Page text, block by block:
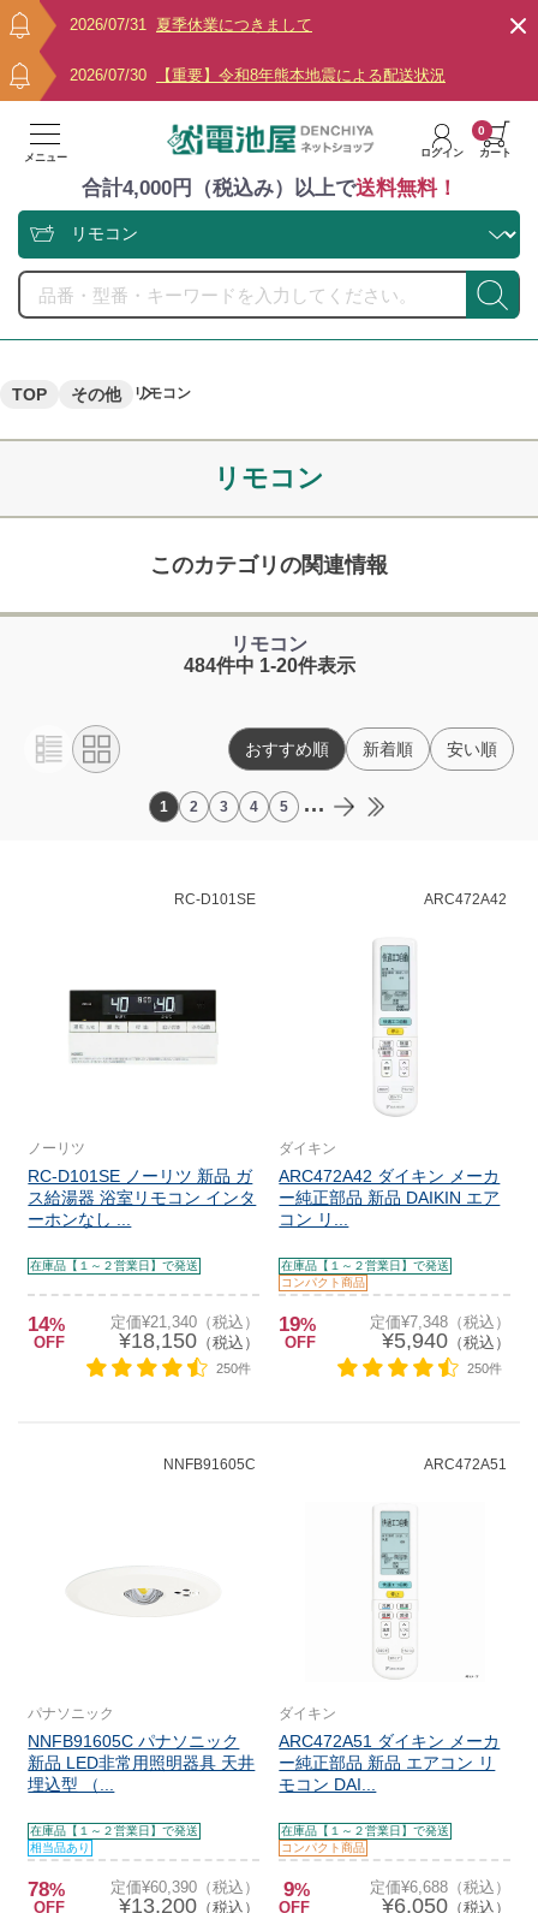
2026/07/31 夏季休業につきまして
2026/07/30 【重要】令和8年熊本地震による配送状況
メニュー ログイン カート
0
合計4,000円（税込み）以上で送料無料！
TOP その他 リモコン
リモコン
このカテゴリの関連情報
リモコン
484件中 1-20件表示
1 2 3 4 5 ...
おすすめ順 新着順 安い順
RC-D101SE
ノーリツ
RC-D101SE ノーリツ 新品 ガ
ス給湯器 浴室リモコン インタ
ーホンなし ...
在庫品【１～２営業日】で発送
14%
OFF
定価¥21,340（税込）
¥18,150（税込）
250件
ARC472A42
ダイキン
ARC472A42 ダイキン メーカ
ー純正部品 新品 DAIKIN エア
コン リ...
在庫品【１～２営業日】で発送
コンパクト商品
19%
OFF
定価¥7,348（税込）
¥5,940（税込）
250件
NNFB91605C
パナソニック
NNFB91605C パナソニック
新品 LED非常用照明器具 天井
埋込型 （...
在庫品【１～２営業日】で発送
相当品あり
78%
OFF
定価¥60,390（税込）
¥13,200（税込）
ARC472A51
ダイキン
ARC472A51 ダイキン メーカ
ー純正部品 新品 エアコン リ
モコン DAI...
在庫品【１～２営業日】で発送
コンパクト商品
9%
OFF
定価¥6,688（税込）
¥6,050（税込）